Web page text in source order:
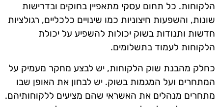
הלקוחות. כל תחום עסקי מתאפיין בחוקים ובדרישות
שונות, והשפעות חיצוניות כמו שינויים כלכליים, רגולציות
חדשות ותנודות בשוק יכולות להשפיע על יכולת
הלקוחות לעמוד בתשלומים.
כחלק מהבנת שוק הלקוחות, יש לבצע מחקר מעמיק על
המתחרים ועל המגמות בשוק. יש לבחון את האופן שבו
מתחרים מנהלים את האשראי שהם מציעים ללקוחותיהם.